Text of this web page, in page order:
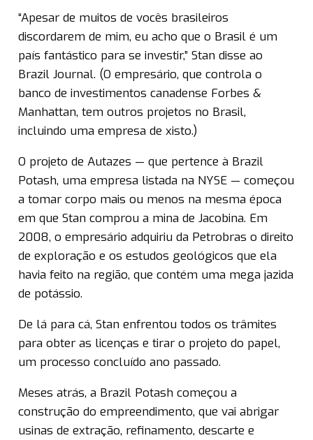
“Apesar de muitos de vocês brasileiros
discordarem de mim, eu acho que o Brasil é um
país fantástico para se investir,” Stan disse ao
Brazil Journal. (O empresário, que controla o
banco de investimentos canadense Forbes &
Manhattan, tem outros projetos no Brasil,
incluindo uma empresa de xisto.)
O projeto de Autazes — que pertence à Brazil
Potash, uma empresa listada na NYSE — começou
a tomar corpo mais ou menos na mesma época
em que Stan comprou a mina de Jacobina. Em
2008, o empresário adquiriu da Petrobras o direito
de exploração e os estudos geológicos que ela
havia feito na região, que contém uma mega jazida
de potássio.
De lá para cá, Stan enfrentou todos os trâmites
para obter as licenças e tirar o projeto do papel,
um processo concluído ano passado.
Meses atrás, a Brazil Potash começou a
construção do empreendimento, que vai abrigar
usinas de extração, refinamento, descarte e